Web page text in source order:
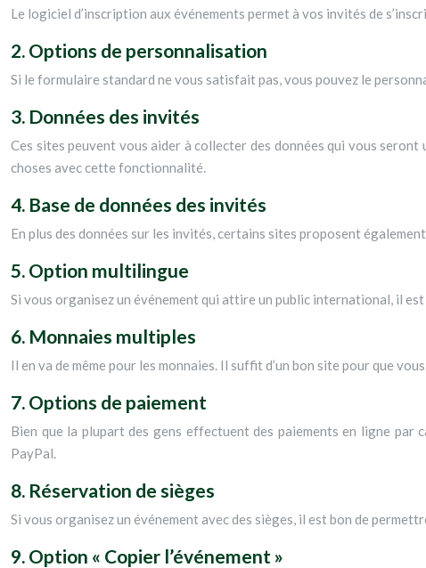
Le logiciel d’inscription aux événements permet à vos invités de
2. Options de personnalisation
Si le formulaire standard ne vous satisfait pas, vous pouvez le
3. Données des invités
Ces sites peuvent vous aider à collecter des données qui vous
choses avec cette fonctionnalité.
4. Base de données des invités
En plus des données sur les invités, certains sites proposent
5. Option multilingue
Si vous organisez un événement qui attire un public international, il
6. Monnaies multiples
Il en va de même pour les monnaies. Il suffit d’un bon site pour que vous
7. Options de paiement
Bien que la plupart des gens effectuent des paiements en ligne par
PayPal.
8. Réservation de sièges
Si vous organisez un événement avec des sièges, il est bon de
9. Option « Copier l’événement »